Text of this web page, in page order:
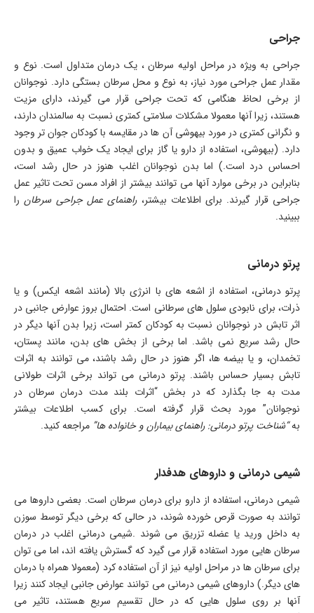
جراحی
جراحی به ویژه در مراحل اولیه سرطان ، یک درمان متداول است. نوع و
مقدار عمل جراحی مورد نیاز، به نوع و محل سرطان بستگی دارد. نوجوانان
از برخی لحاظ هنگامی که تحت جراحی قرار می گیرند، دارای مزیت
هستند، زیرا آنها معمولا مشکلات سلامتی کمتری نسبت به سالمندان دارند،
و نگرانی کمتری در مورد بیهوشی آن ها در مقایسه با کودکان جوان تر وجود
دارد. (بیهوشی، استفاده از دارو یا گاز برای ایجاد یک خواب عمیق و بدون
احساس درد است.) اما بدن نوجوانان اغلب هنوز در حال رشد است،
بنابراین در برخی موارد آنها می توانند بیشتر از افراد مسن تحت تاثیر عمل
جراحی قرار گیرند. برای اطلاعات بیشتر، راهنمای عمل جراحی سرطانرا
ببینید.
پرتو درمانی
پرتو درمانی، استفاده از اشعه های با انرژی بالا (مانند اشعه ایکس) و یا
ذرات، برای نابودی سلول های سرطانی است. احتمال بروز عوارض جانبی در
اثر تابش در نوجوانان نسبت به کودکان کمتر است، زیرا بدن آنها دیگر در
حال رشد سریع نمی باشد. اما برخی از بخش های بدن، مانند پستان،
تخمدان، و یا بیضه ها، اگر هنوز در حال رشد باشند، می توانند به اثرات
تابش بسیار حساس باشند. پرتو درمانی می تواند برخی اثرات طولانی
مدت به جا بگذارد که در بخش “اثرات بلند مدت درمان سرطان در
نوجوانان” مورد بحث قرار گرفته است. برای کسب اطلاعات بیشتر
به“شناخت پرتو درمانی: راهنمای بیماران و خانواده ها” مراجعه کنید.
شیمی درمانی و داروهای هدفدار
شیمی درمانی، استفاده از دارو برای درمان سرطان است. بعضی داروها می
توانند به صورت قرص خورده شوند، در حالی که برخی دیگر توسط سوزن
به داخل ورید یا عضله تزریق می شوند .شیمی درمانی اغلب در درمان
سرطان هایی مورد استفاده قرار می گیرد که گسترش یافته اند، اما می توان
برای سرطان ها در مراحل اولیه نیز از آن استفاده کرد (معمولا همراه با درمان
های دیگر.) داروهای شیمی درمانی می توانند عوارض جانبی ایجاد کنند زیرا
آنها بر روی سلول هایی که در حال تقسیم سریع هستند، تاثیر می